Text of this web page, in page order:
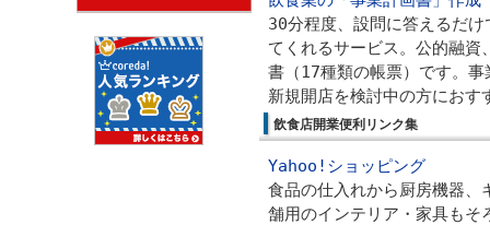
30分程度、設問に答えるだ
てくれるサービス。公的融
書（17種類の帳票）です。
新規開店を検討中の方におす
飲食店開業便利リンク集
Yahoo!ショッピング
食品の仕入れから厨房機器、
舗用のインテリア・家具もそ